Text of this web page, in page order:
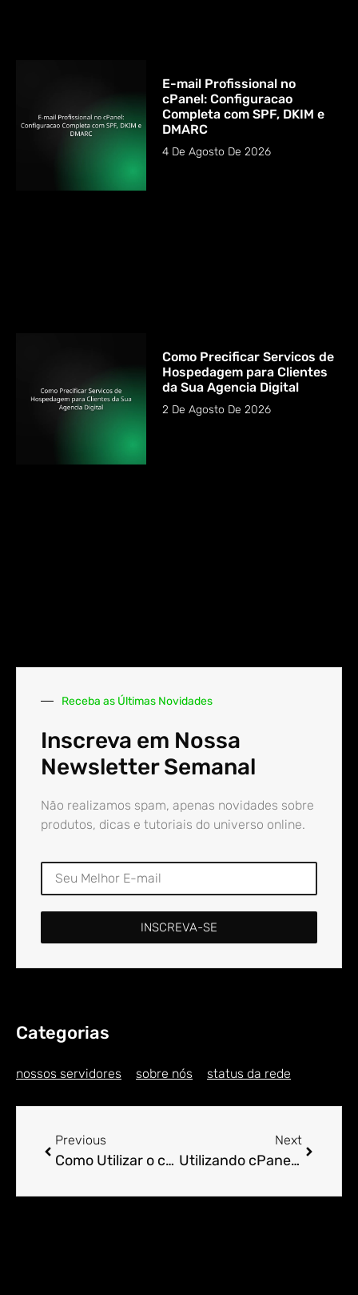
E-mail Profissional no
cPanel: Configuracao
Completa com SPF, DKIM e
DMARC
4 De Agosto De 2026
Como Precificar Servicos de
Hospedagem para Clientes
da Sua Agencia Digital
2 De Agosto De 2026
Receba as Últimas Novidades
Inscreva em Nossa
Newsletter Semanal
Não realizamos spam, apenas novidades sobre
produtos, dicas e tutoriais do universo online.
INSCREVA-SE
Categorias
nossos servidores sobre nós status da rede
Previous
Como Utilizar o cPanel para Administração de Domínios Reseller.
Next
Utilizando cPanel para Hospedagem Colaborativa em Projetos.